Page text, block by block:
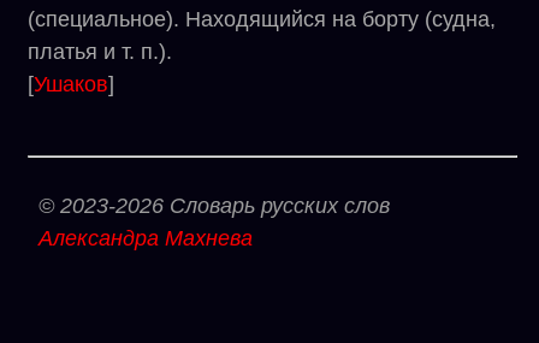
(специальное). Находящийся на борту (судна,
платья и т. п.).
[Ушаков]
© 2023-2026 Словарь русских слов
Александра Махнева